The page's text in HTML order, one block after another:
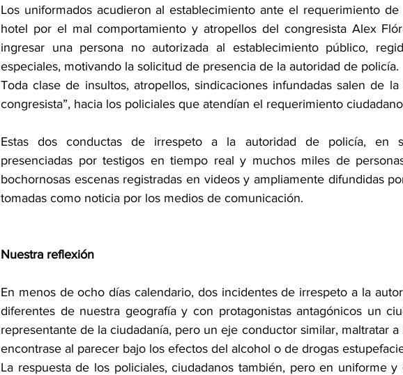
Los uniformados acudieron al establecimiento ante el requerimiento de
hotel por el mal comportamiento y atropellos del congresista Alex
ingresar una persona no autorizada al establecimiento público,
especiales, motivando la solicitud de presencia de la autoridad de policía.
Toda clase de insultos, atropellos, sindicaciones infundadas salen de
congresista”, hacia los policiales que atendían el requerimiento
Estas dos conductas de irrespeto a la autoridad de policía, en
presenciadas por testigos en tiempo real y muchos miles de
bochornosas escenas registradas en videos y ampliamente difundidas
tomadas como noticia por los medios de comunicación.
Nuestra reflexión
En menos de ocho días calendario, dos incidentes de irrespeto a la
diferentes de nuestra geografía y con protagonistas antagónicos un
representante de la ciudadanía, pero un eje conductor similar, maltratar
encontrase al parecer bajo los efectos del alcohol o de drogas
La respuesta de los policiales, ciudadanos también, pero en uniforme